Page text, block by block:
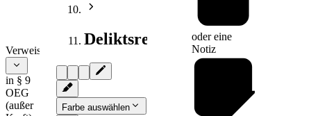
Verweise
in § 9
OEG
(außer
Deliktsrecht
Farbe auswählen
oder eine
Notiz